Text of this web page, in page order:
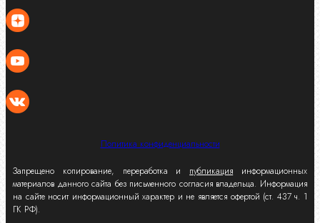
Политика конфиденциальности
Запрещено копирование, переработка и публикация информационных
материалов данного сайта без письменного согласия владельца. Информация
на сайте носит информационный характер и не является офертой (ст. 437 ч. 1
ГК РФ).